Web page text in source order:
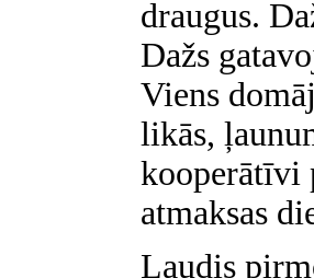
draugus.
Dažs
Viens
likās,
kooperātīvi
atmaksas
Ļaudis